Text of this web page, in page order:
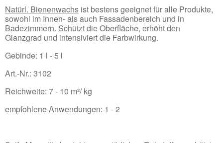
Natürl. Bienenwachs ist bestens geeignet für alle Produkte,
sowohl im Innen- als auch Fassadenbereich und in
Badezimmern. Schützt die Oberfläche, erhöht den
Glanzgrad und intensiviert die Farbwirkung.
Gebinde: 1 l - 5 l
Art.-Nr.: 3102
Reichweite: 7 - 10 m²/ kg
empfohlene Anwendungen: 1 - 2